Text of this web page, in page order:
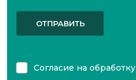
ОТПРАВИТЬ
Согласие на обработку